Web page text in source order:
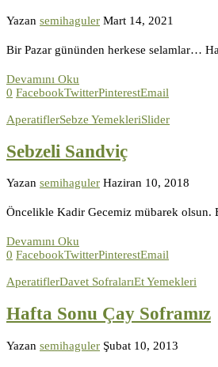
Yazan semihaguler Mart 14, 2021
Bir Pazar gününden herkese selamlar…
Devamını Oku
0 FacebookTwitterPinterestEmail
AperatiflerSebze YemekleriSlider
Sebzeli Sandviç
Yazan semihaguler Haziran 10, 2018
Öncelikle Kadir Gecemiz mübarek olsun.
Devamını Oku
0 FacebookTwitterPinterestEmail
AperatiflerDavet SofralarıEt Yemekleri
Hafta Sonu Çay Soframız
Yazan semihaguler Şubat 10, 2013